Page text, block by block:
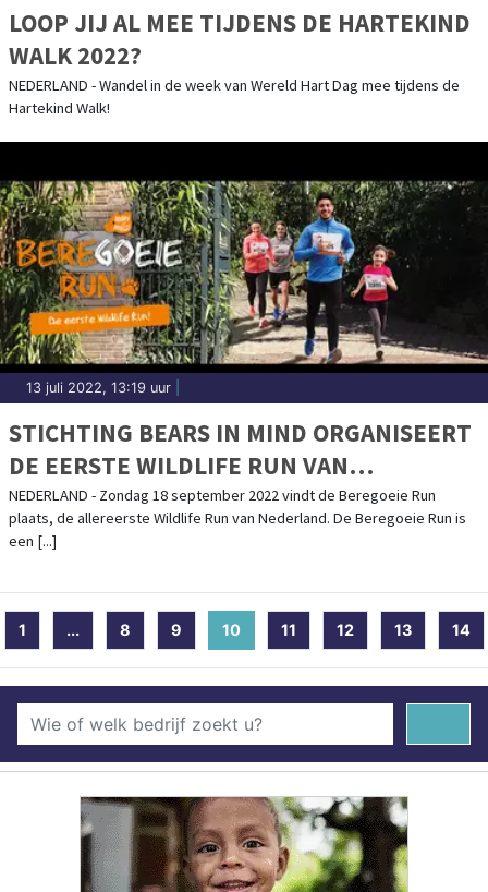
LOOP JIJ AL MEE TIJDENS DE HARTEKIND
WALK 2022?
NEDERLAND - Wandel in de week van Wereld Hart Dag mee tijdens de
Hartekind Walk!
13 juli 2022, 13:19 uur
STICHTING BEARS IN MIND ORGANISEERT
DE EERSTE WILDLIFE RUN VAN
NEDERLAND
NEDERLAND - Zondag 18 september 2022 vindt de Beregoeie Run
plaats, de allereerste Wildlife Run van Nederland. De Beregoeie Run is
een [...]
1 ... 8 9 10 (current)
11 12 13 14